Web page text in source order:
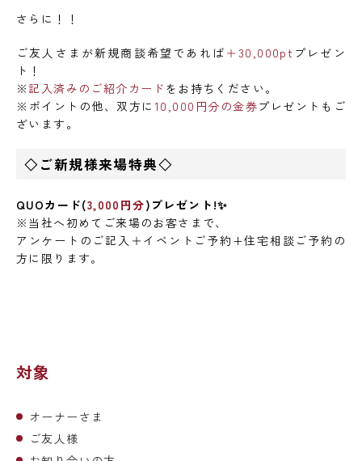
さらに！！
ご友人さまが新規商談希望であれば ＋30,000pt プレゼン
ト！
※記入済みのご紹介カード をお持ちください。
※ポイントの他、双方に10,000円分の金券プレゼントもご
ざいます。
◇ご新規様来場特典◇
QUOカード(3,000円分)プレゼント!✨
※当社へ初めてご来場のお客さまで、
アンケートのご記入＋イベントご予約+住宅相談ご予約の
方に限ります。
対象
オーナーさま
ご友人様